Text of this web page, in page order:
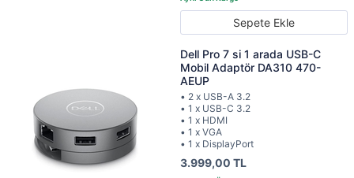
Sepete Ekle
Dell Pro 7 si 1 arada USB-C
Mobil Adaptör DA310 470-
AEUP
• 2 x USB-A 3.2
• 1 x USB-C 3.2
• 1 x HDMI
• 1 x VGA
• 1 x DisplayPort
3.999,00 TL